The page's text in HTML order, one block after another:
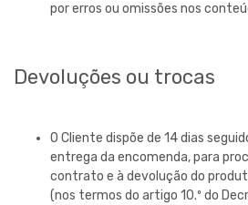
por erros ou omissões nos
Devoluções ou trocas
O Cliente dispõe de 14 dias
entrega da encomenda, para
contrato e à devolução do
(nos termos do artigo 10.º do